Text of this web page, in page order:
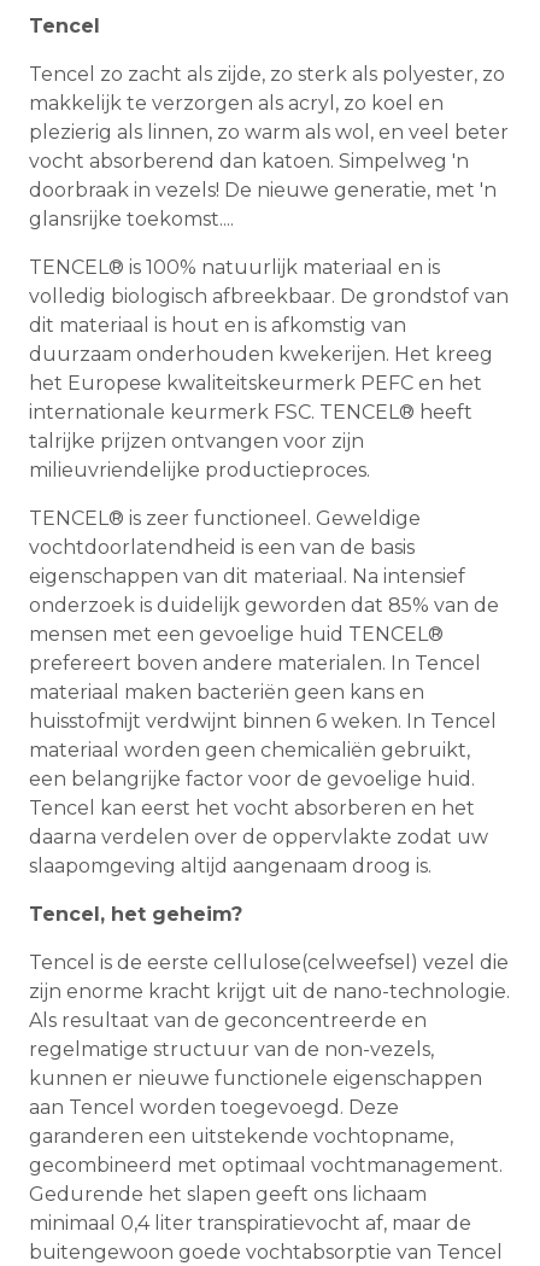
Tencel
Tencel zo zacht als zijde, zo sterk als polyester, zo
makkelijk te verzorgen als acryl, zo koel en
plezierig als linnen, zo warm als wol, en veel beter
vocht absorberend dan katoen. Simpelweg 'n
doorbraak in vezels! De nieuwe generatie, met 'n
glansrijke toekomst....
TENCEL® is 100% natuurlijk materiaal en is
volledig biologisch afbreekbaar. De grondstof van
dit materiaal is hout en is afkomstig van
duurzaam onderhouden kwekerijen. Het kreeg
het Europese kwaliteitskeurmerk PEFC en het
internationale keurmerk FSC. TENCEL® heeft
talrijke prijzen ontvangen voor zijn
milieuvriendelijke productieproces.
TENCEL® is zeer functioneel. Geweldige
vochtdoorlatendheid is een van de basis
eigenschappen van dit materiaal. Na intensief
onderzoek is duidelijk geworden dat 85% van de
mensen met een gevoelige huid TENCEL®
prefereert boven andere materialen. In Tencel
materiaal maken bacteriën geen kans en
huisstofmijt verdwijnt binnen 6 weken. In Tencel
materiaal worden geen chemicaliën gebruikt,
een belangrijke factor voor de gevoelige huid.
Tencel kan eerst het vocht absorberen en het
daarna verdelen over de oppervlakte zodat uw
slaapomgeving altijd aangenaam droog is.
Tencel, het geheim?
Tencel is de eerste cellulose(celweefsel) vezel die
zijn enorme kracht krijgt uit de nano-technologie.
Als resultaat van de geconcentreerde en
regelmatige structuur van de non-vezels,
kunnen er nieuwe functionele eigenschappen
aan Tencel worden toegevoegd. Deze
garanderen een uitstekende vochtopname,
gecombineerd met optimaal vochtmanagement.
Gedurende het slapen geeft ons lichaam
minimaal 0,4 liter transpiratievocht af, maar de
buitengewoon goede vochtabsorptie van Tencel